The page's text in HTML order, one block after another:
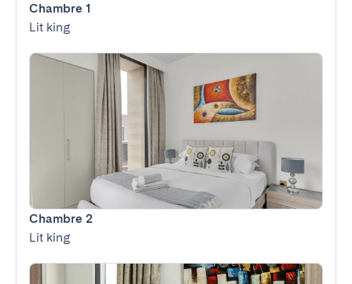
Chambre 1
Lit king
Chambre 2
Lit king